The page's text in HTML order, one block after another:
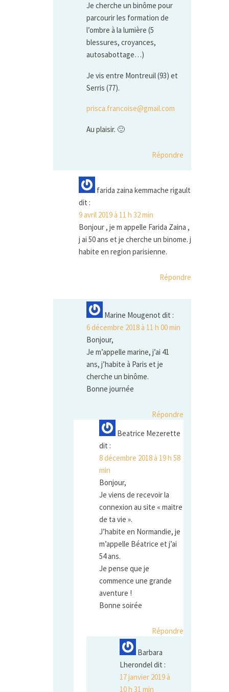
Je cherche un binôme pour
parcourir les formation de
l’ombre à la lumière (5
blessures, croyances,
autosabottage…)
Je vis entre Montreuil (93) et
Serris (77).
prisca.francoise@gmail.com
Au plaisir. 🙂
Répondre
farida zaina kemmache rigault
dit :
9 avril 2019 à 11 h 32 min
Bonjour , je m appelle Farida Zaina ,
j ai 50 ans et je cherche un binome. j
habite en region parisienne.
Répondre
Marine Mougenot dit :
6 décembre 2018 à 11 h 00 min
Bonjour,
Je m’appelle marine, j’ai 41
ans, j’habite à Paris et je
cherche un binôme.
Bonne journée
Répondre
Beatrice Mezerette
dit :
8 décembre 2018 à 19 h 58
min
Bonjour,
Je viens de recevoir la
connexion au site « maitre
de ta vie ».
J’habite en Normandie, je
m’appelle Béatrice et j’ai
54 ans.
Je pense que je
commence une grande
aventure !
Bonne soirée
Répondre
Barbara
Lherondeldit :
17 janvier 2019 à
10 h 31 min